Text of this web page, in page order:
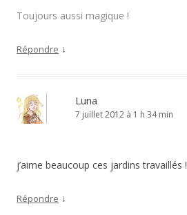
Toujours aussi magique !
Répondre ↓
Luna
7 juillet 2012 à 1 h 34 min
j’aime beaucoup ces jardins travaillés !
Répondre ↓